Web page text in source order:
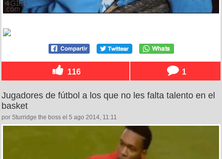
116 1
Jugadores de fútbol a los que no les falta talento en el
basket
por Sturridge the boss el 5 ago 2014, 11:11